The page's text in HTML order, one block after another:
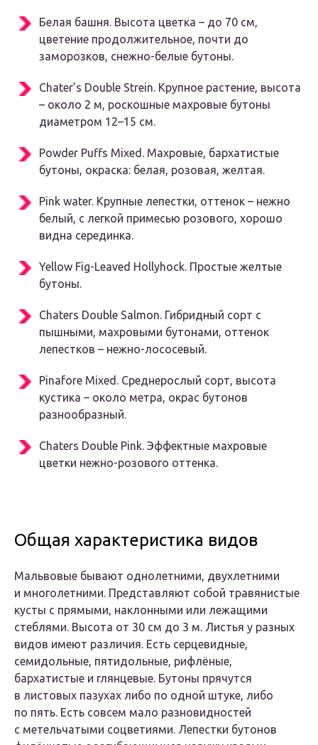
Белая башня. Высота цветка – до 70 см,
цветение продолжительное, почти до
заморозков, снежно-белые бутоны.
Chater’s Double Strein. Крупное растение, высота
– около 2 м, роскошные махровые бутоны
диаметром 12–15 см.
Powder Puffs Mixed. Махровые, бархатистые
бутоны, окраска: белая, розовая, желтая.
Pink water. Крупные лепестки, оттенок – нежно
белый, с легкой примесью розового, хорошо
видна серединка.
Yellow Fig-Leaved Hollyhock. Простые желтые
бутоны.
Chaters Double Salmon. Гибридный сорт с
пышными, махровыми бутонами, оттенок
лепестков – нежно-лососевый.
Pinafore Mixed. Среднерослый сорт, высота
кустика – около метра, окрас бутонов
разнообразный.
Chaters Double Pink. Эффектные махровые
цветки нежно-розового оттенка.
Общая характеристика видов
Мальвовые бывают однолетними, двухлетними
и многолетними. Представляют собой травянистые
кусты с прямыми, наклонными или лежащими
стеблями. Высота от 30 см до 3 м. Листья у разных
видов имеют различия. Есть серцевидные,
семидольные, пятидольные, рифлёные,
бархатистые и глянцевые. Бутоны прячутся
в листовых пазухах либо по одной штуке, либо
по пять. Есть совсем мало разновидностей
с метельчатыми соцветиями. Лепестки бутонов